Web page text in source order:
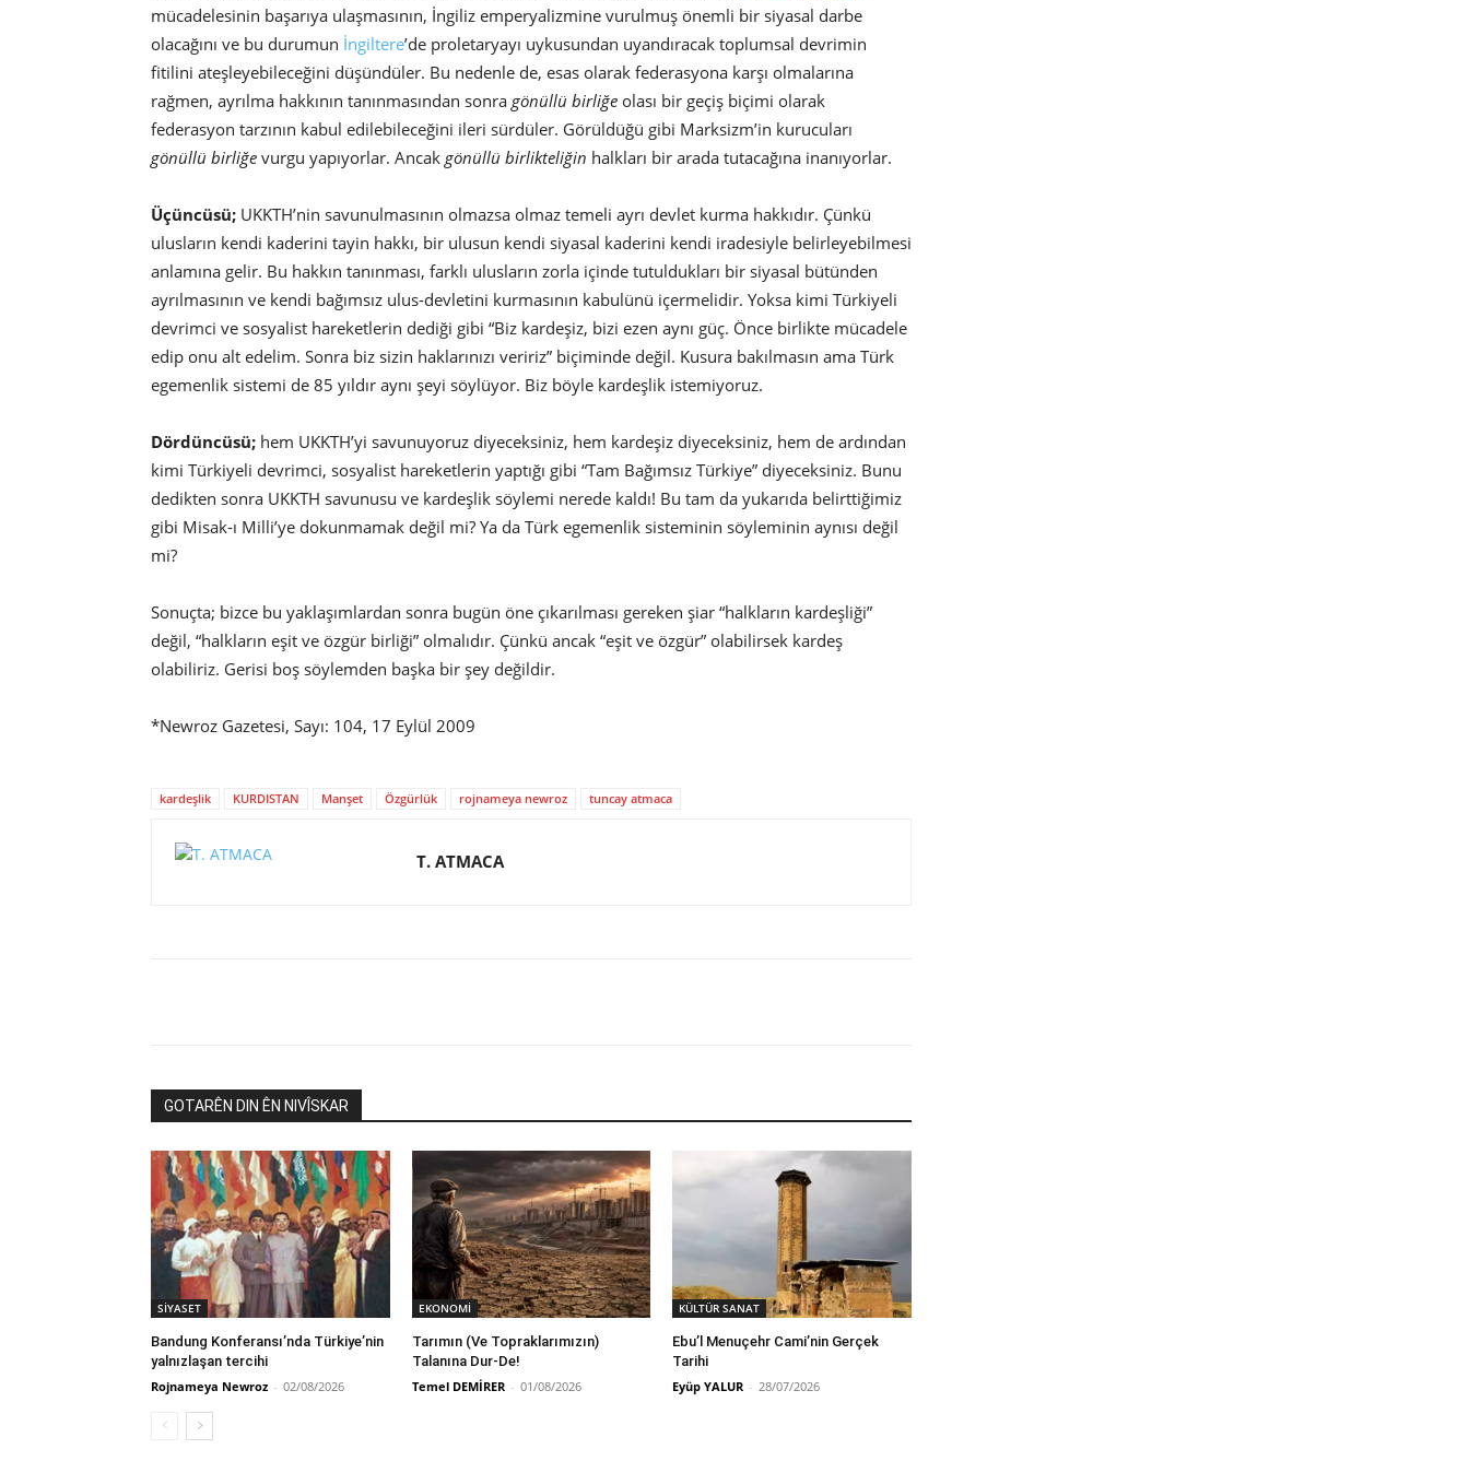
mücadelesinin başarıya ulaşmasının, İngiliz emperyalizmine vurulmuş önemli bir siyasal darbe
olacağını ve bu durumun İngiltere’de proletaryayı uykusundan uyandıracak toplumsal devrimin
fitilini ateşleyebileceğini düşündüler. Bu nedenle de, esas olarak federasyona karşı olmalarına
rağmen, ayrılma hakkının tanınmasından sonra gönüllü birliğe olası bir geçiş biçimi olarak
federasyon tarzının kabul edilebileceğini ileri sürdüler. Görüldüğü gibi Marksizm’in kurucuları
gönüllü birliğe vurgu yapıyorlar. Ancak gönüllü birlikteliğin halkları bir arada tutacağına inanıyorlar.
Üçüncüsü; UKKTH’nin savunulmasının olmazsa olmaz temeli ayrı devlet kurma hakkıdır. Çünkü
ulusların kendi kaderini tayin hakkı, bir ulusun kendi siyasal kaderini kendi iradesiyle belirleyebilmesi
anlamına gelir. Bu hakkın tanınması, farklı ulusların zorla içinde tutuldukları bir siyasal bütünden
ayrılmasının ve kendi bağımsız ulus-devletini kurmasının kabulünü içermelidir. Yoksa kimi Türkiyeli
devrimci ve sosyalist hareketlerin dediği gibi “Biz kardeşiz, bizi ezen aynı güç. Önce birlikte mücadele
edip onu alt edelim. Sonra biz sizin haklarınızı veririz” biçiminde değil. Kusura bakılmasın ama Türk
egemenlik sistemi de 85 yıldır aynı şeyi söylüyor. Biz böyle kardeşlik istemiyoruz.
Dördüncüsü; hem UKKTH’yi savunuyoruz diyeceksiniz, hem kardeşiz diyeceksiniz, hem de ardından
kimi Türkiyeli devrimci, sosyalist hareketlerin yaptığı gibi “Tam Bağımsız Türkiye” diyeceksiniz. Bunu
dedikten sonra UKKTH savunusu ve kardeşlik söylemi nerede kaldı! Bu tam da yukarıda belirttiğimiz
gibi Misak-ı Milli’ye dokunmamak değil mi? Ya da Türk egemenlik sisteminin söyleminin aynısı değil
mi?
Sonuçta; bizce bu yaklaşımlardan sonra bugün öne çıkarılması gereken şiar “halkların kardeşliği”
değil, “halkların eşit ve özgür birliği” olmalıdır. Çünkü ancak “eşit ve özgür” olabilirsek kardeş
olabiliriz. Gerisi boş söylemden başka bir şey değildir.
*Newroz Gazetesi, Sayı: 104, 17 Eylül 2009
kardeşlik KURDISTAN Manşet Özgürlük rojnameya newroz tuncay atmaca
T. ATMACA
GOTARÊN DIN ÊN NIVÎSKAR
SİYASET
Bandung Konferansı’nda Türkiye’nin
yalnızlaşan tercihi
Rojnameya Newroz - 02/08/2026
EKONOMİ
Tarımın (Ve Topraklarımızın)
Talanına Dur-De!
Temel DEMİRER - 01/08/2026
KÜLTÜR SANAT
Ebu’l Menuçehr Cami’nin Gerçek
Tarihi
Eyüp YALUR - 28/07/2026